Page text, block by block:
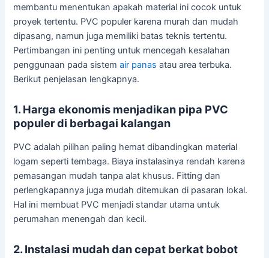
membantu menentukan apakah material ini cocok untuk
proyek tertentu. PVC populer karena murah dan mudah
dipasang, namun juga memiliki batas teknis tertentu.
Pertimbangan ini penting untuk mencegah kesalahan
penggunaan pada sistemair panas atau area terbuka.
Berikut penjelasan lengkapnya.
1. Harga ekonomis menjadikan pipa PVC
populer di berbagai kalangan
PVC adalah pilihan paling hemat dibandingkan material
logam seperti tembaga. Biaya instalasinya rendah karena
pemasangan mudah tanpa alat khusus. Fitting dan
perlengkapannya juga mudah ditemukan di pasaran lokal.
Hal ini membuat PVC menjadi standar utama untuk
perumahan menengah dan kecil.
2. Instalasi mudah dan cepat berkat bobot